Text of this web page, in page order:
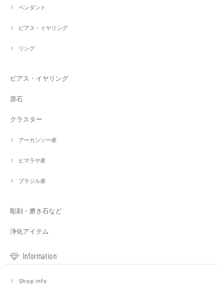
ペンダント
ピアス・イヤリング
リング
ピアス・イヤリング
原石
クラスター
アーカンソー産
ヒマラヤ産
ブラジル産
彫刻・磨き石など
浄化アイテム
Information
Shop info